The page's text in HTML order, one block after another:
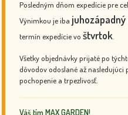
Posledným dňom expedície pre
Výnimkou je iba
termín expedície vo štvrtok
Všetky objednávky prijaté po
dôvodov odoslané až nasledujúci
pochopenie a trpezlivosť.
Váš tím MAX GARDEN!